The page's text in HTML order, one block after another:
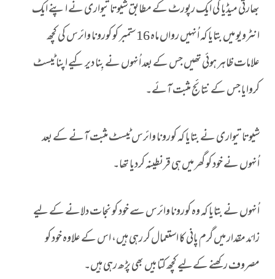
بھارتی میڈیا کی ایک رپورٹ کے مطابق شیوتا تیواری نے اپنے ایک
انٹرویو میں بتایا کہ اُنہیں رواں ماہ 16ستمبر کو کورونا وائرس کی کچھ
علامات ظاہر ہوئی تھیں جس کے بعد اُنہوں نے بِنا دیر کیے اپنا ٹیسٹ
کروایا جس کے نتائج مثبت آئے۔
شیوتا تیواری نے بتایا کہ کورونا وائرس ٹیسٹ مثبت آنے کے بعد
اُنہوں نے خود کو گھر میں ہی قرنطینہ کردیا تھا۔
اُنہوں نے بتایا کہ وہ کورونا وائرس سے خود کو نجات دلانے کے لیے
زائد مقدار میں گرم پانی کا استعمال کر رہی ہیں، اس کے علاوہ خود کو
مصروف رکھنے کےلیے کچھ کتابیں بھی پڑھ رہی ہیں۔